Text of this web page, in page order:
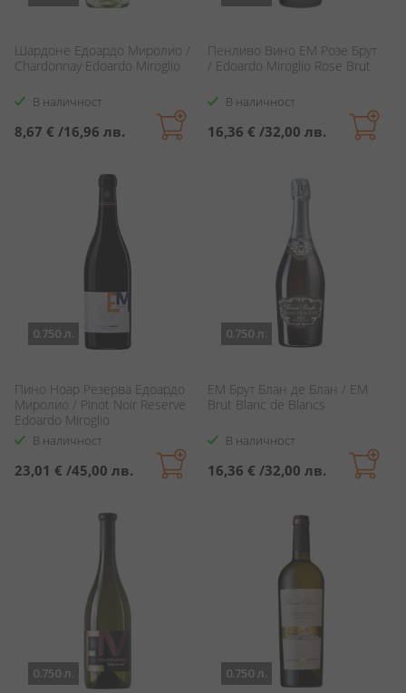
Шардоне Едоардо Миролио /
Chardonnay Edoardo Miroglio
В наличност
8,67 € /16,96 лв.
Пенливо Вино ЕМ Розе Брут
/ Edoardo Miroglio Rose Brut
В наличност
16,36 € /32,00 лв.
0.750 л.
Пино Ноар Резерва Едоардо
Миролио / Pinot Noir Reserve
Edoardo Miroglio
В наличност
23,01 € /45,00 лв.
0.750 л.
ЕМ Брут Блан де Блан / EM
Brut Blanc de Blancs
В наличност
16,36 € /32,00 лв.
0.750 л. 0.750 л.